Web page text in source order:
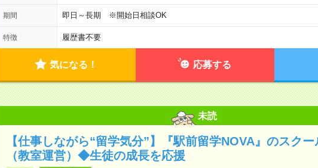
期間 即日～長期 ※開始日相談OK
特徴 履歴書不要
気になる！ 応募する
未読
【仕事しながら“留学気分”】『駅前留学NOVA』のスク
（教室運営）◆生徒の成長を応援